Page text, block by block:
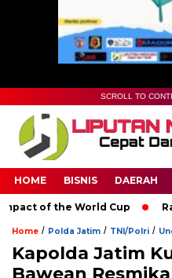
SCROLL TO
HOME BISNIS DAERAH
of the World Cup
Home / Polda Jatim / TNI/Polri /
Kapolda Jatim